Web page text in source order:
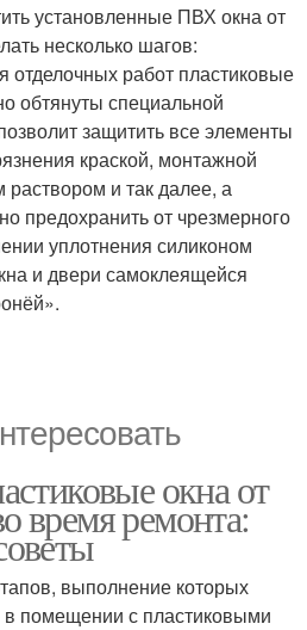
установленные ПВХ окна от
несколько шагов:
отделочных работ пластиковые
обтянуты специальной
защитить все элементы
краской, монтажной
и так далее, а
предохранить от чрезмерного
уплотнения силиконом
и двери самоклеящейся
окна от
время ремонта:
выполнение которых
в помещении с пластиковыми